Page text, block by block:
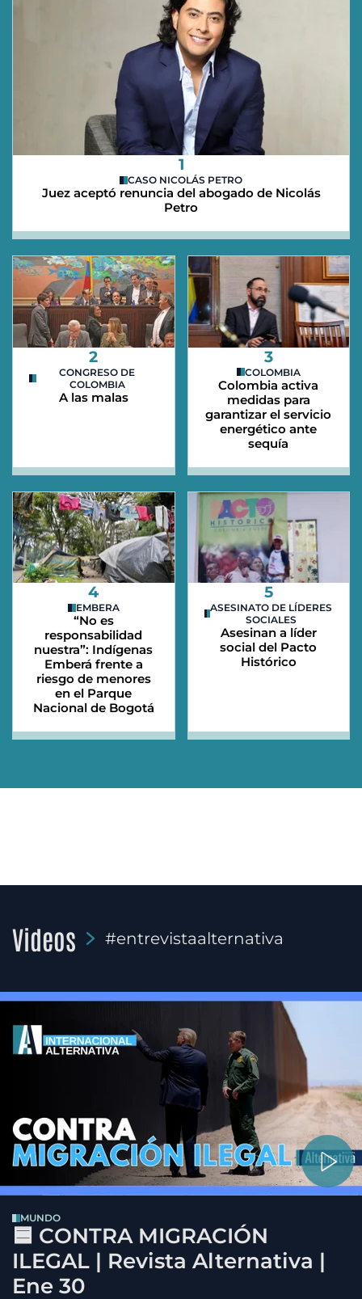
1
CASO NICOLÁS PETRO
Juez aceptó renuncia del abogado de Nicolás
Petro
2
CONGRESO DE
COLOMBIA
A las malas
3
COLOMBIA
Colombia activa
medidas para
garantizar el servicio
energético ante
sequía
4
EMBERA
“No es
responsabilidad
nuestra”: Indígenas
Emberá frente a
riesgo de menores
en el Parque
Nacional de Bogotá
5
ASESINATO DE LÍDERES
SOCIALES
Asesinan a líder
social del Pacto
Histórico
Videos #entrevistaalternativa
MUNDO
🟦 CONTRA MIGRACIÓN
ILEGAL | Revista Alternativa |
Ene 30